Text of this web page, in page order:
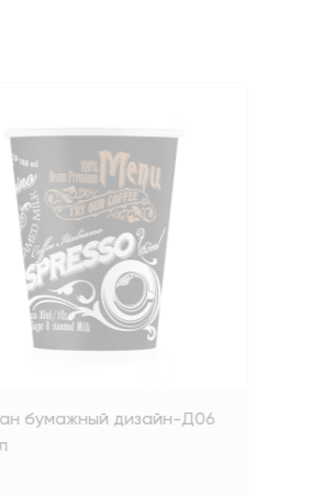
Стакан бумажный дизайн-Д06
165 мл